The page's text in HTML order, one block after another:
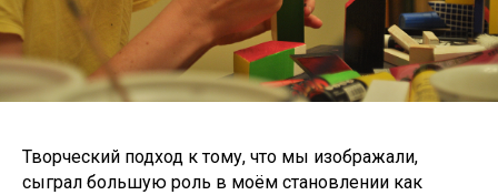
Творческий подход к тому, что мы изображали,
сыграл большую роль в моём становлении как